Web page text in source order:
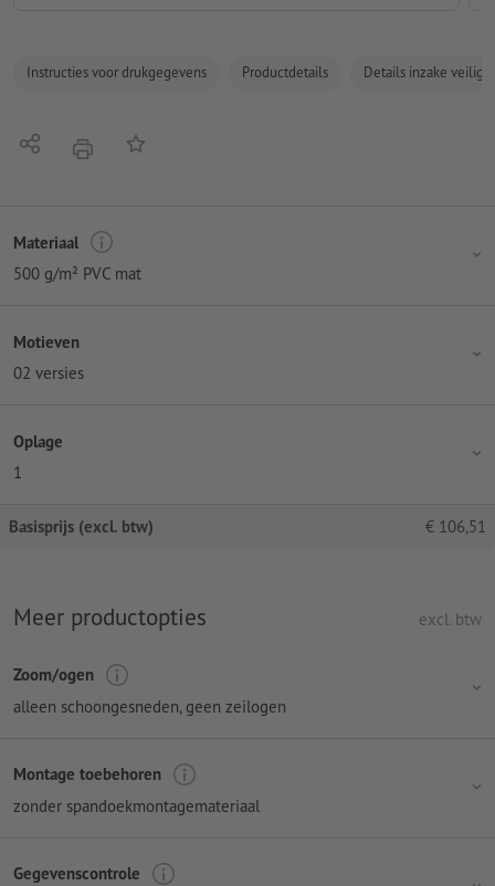
Instructies voor drukgegevens Productdetails Details inzake
Delen afdrukkenOp de lijst
Materiaal
500 g/m² PVC mat
Motieven
02 versies
Oplage
1
Basisprijs (excl. btw) € 106,51
Meer productopties excl. btw
Zoom/ogen
alleen schoongesneden, geen zeilogen
Montage toebehoren
zonder spandoekmontagemateriaal
Gegevenscontrole